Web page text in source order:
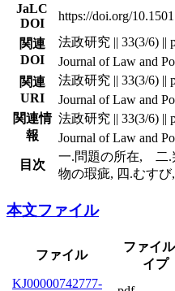
JaLC
DOI
https://doi.org/
関連
DOI
法政研究 || 33(3/6) ||
Journal of Law and
関連
URI
法政研究 || 33(3/6) ||
Journal of Law and
関連情
報
法政研究 || 33(3/6) ||
Journal of Law and
目次
一.問題の所在, 二.
物の瑕疵, 四.むすび,
本文ファイル
ファイル
ファイ
イプ
KJ00000742777-